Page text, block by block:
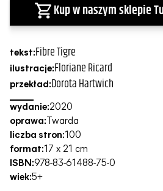
Kup w naszym sklepie
tekst:Fibre Tigre
ilustracje:Floriane Ricard
przekład:Dorota Hartwich
wydanie:2020
oprawa: Twarda
liczba stron:100
format:17 x 21 cm
ISBN:978-83-61488-75-0
wiek:5+